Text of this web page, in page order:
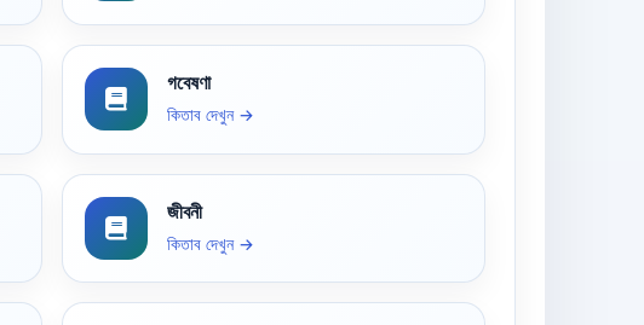
গবেষণা
কিতাব দেখুন →
জীবনী
কিতাব দেখুন →